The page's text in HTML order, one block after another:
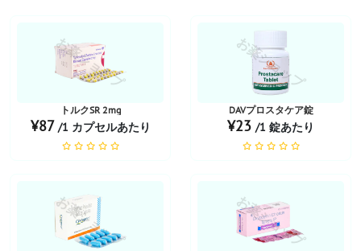
お薬ショップ
トルクSR 2mg
¥87 /1 カプセルあたり
お薬ショップ
DAVプロスタケア錠
¥23 /1 錠あたり
お薬ショップ お薬ショップ